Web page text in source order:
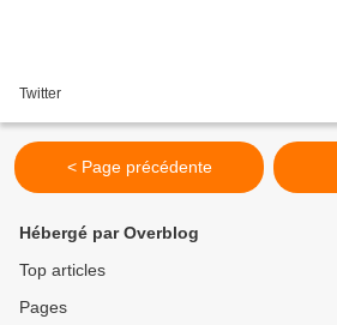
Twitter
< Page précédente
Hébergé par Overblog
Top articles
Pages